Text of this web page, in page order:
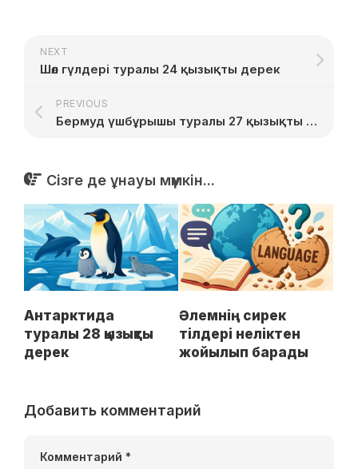
NEXT
Шөл гүлдері туралы 24 қызықты дерек
PREVIOUS
Бермуд үшбұрышы туралы 27 қызықты дерек
Сізге де ұнауы мүмкін...
Антарктида
туралы 28 қызықты
дерек
Әлемнің сирек
тілдері неліктен
жойылып барады
Добавить комментарий
Комментарий *